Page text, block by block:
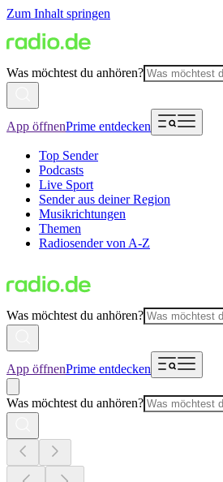
Zum Inhalt springen
Was möchtest du anhören?
App öffnenPrime entdecken
Top Sender
Podcasts
Live Sport
Sender aus deiner Region
Musikrichtungen
Themen
Radiosender von A-Z
Was möchtest du anhören?
App öffnenPrime entdecken
Was möchtest du anhören?